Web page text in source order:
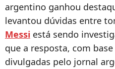
argentino ganhou
levantou dúvidas entre
Messi está sendo
que a resposta, com
divulgadas pelo jornal